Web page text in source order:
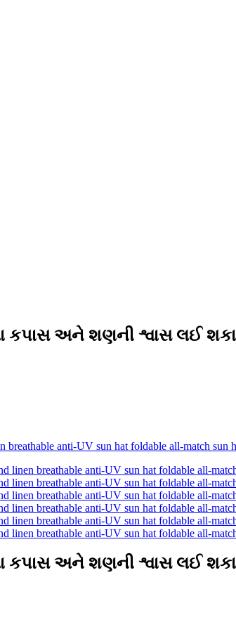
કપાસ અને શણની શ્વાસ
કપાસ અને શણની શ્વાસ